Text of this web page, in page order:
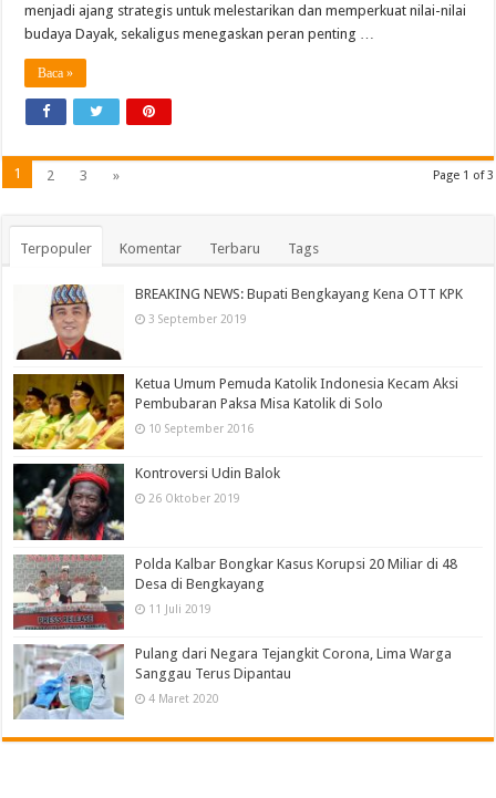
menjadi ajang strategis untuk melestarikan dan memperkuat nilai-nilai
budaya Dayak, sekaligus menegaskan peran penting …
Baca »
Page 1 of 3
1 2 3 »
Terpopuler Komentar Terbaru Tags
BREAKING NEWS: Bupati Bengkayang Kena OTT KPK
3 September 2019
Ketua Umum Pemuda Katolik Indonesia Kecam Aksi
Pembubaran Paksa Misa Katolik di Solo
10 September 2016
Kontroversi Udin Balok
26 Oktober 2019
Polda Kalbar Bongkar Kasus Korupsi 20 Miliar di 48
Desa di Bengkayang
11 Juli 2019
Pulang dari Negara Tejangkit Corona, Lima Warga
Sanggau Terus Dipantau
4 Maret 2020